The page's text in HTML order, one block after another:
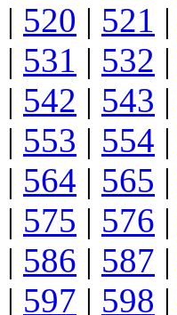
| 520 | 521 |
| 531 | 532 |
| 542 | 543 |
| 553 | 554 |
| 564 | 565 |
| 575 | 576 |
| 586 | 587 |
| 597 | 598 |